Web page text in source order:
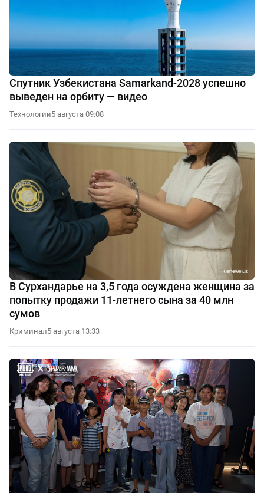
Спутник Узбекистана Samarkand-2028 успешно
выведен на орбиту — видео
Технологии5 августа 09:08
В Сурхандарье на 3,5 года осуждена женщина за
попытку продажи 11-летнего сына за 40 млн
сумов
Криминал5 августа 13:33